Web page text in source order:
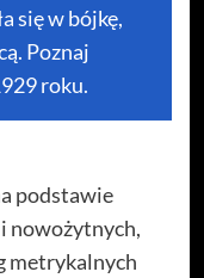
się w bójkę,
Poznaj
roku.
podstawie
nowożytnych,
metrykalnych